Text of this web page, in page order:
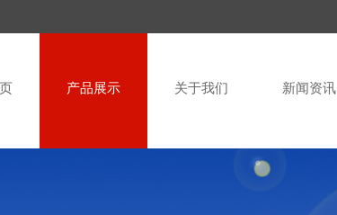
产品展示 关于我们 新闻资讯